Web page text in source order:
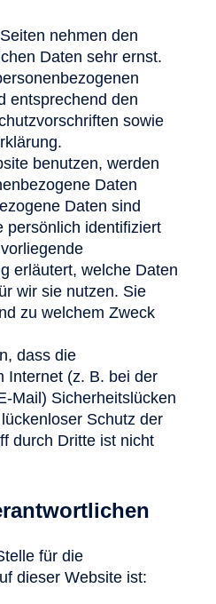
nehmen den
Daten sehr ernst.
entsprechend den
sowie
benutzen, werden
Daten
Daten sind
persönlich identifiziert
erläutert, welche Daten
wir sie nutzen. Sie
zu welchem Zweck
dass die
Internet (z. B. bei der
Mail) Sicherheitslücken
Schutz der
durch Dritte ist nicht
für die
dieser Website ist: